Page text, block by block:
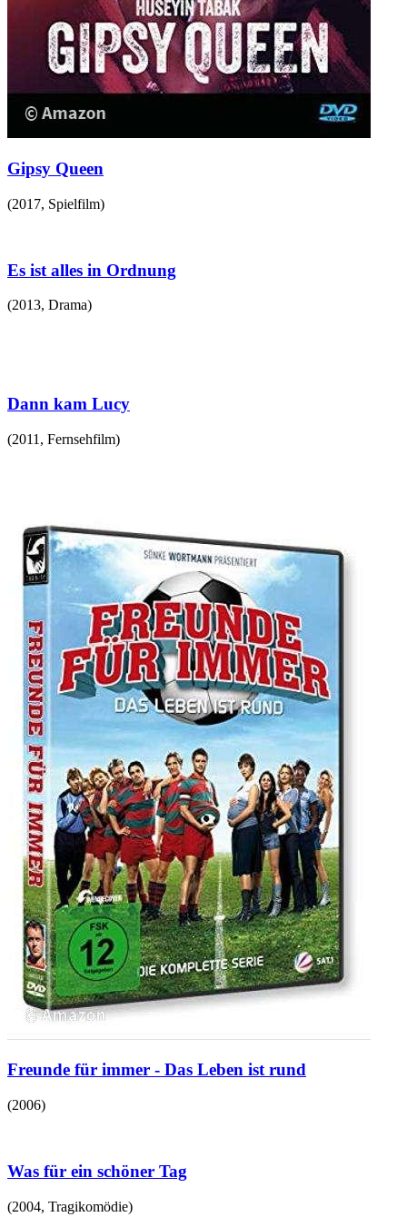
Gipsy Queen
(2017, Spielfilm)
Es ist alles in Ordnung
(2013, Drama)
Dann kam Lucy
(2011 , Fernsehfilm)
Freunde für immer - Das Leben ist rund
(2006)
Was für ein schöner Tag
(2004, Tragikomödie)